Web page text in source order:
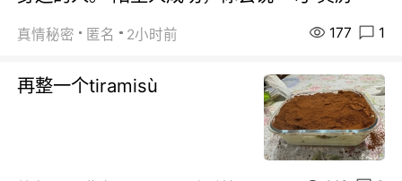
真情秘密 匿名 2小时前 177 1
再整一个tiramisù